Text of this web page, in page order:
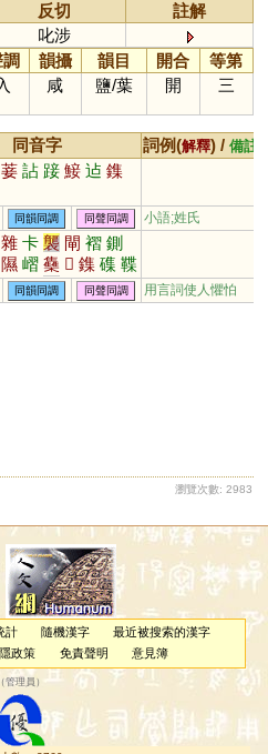
反切
註解
叱涉
韻攝 韻目 開合
等第
咸 鹽/葉 開 三
同音字 詞例(解釋) / 備註
菨 詀 踥 鯜 迠 鏶
同韻同調 同聲同調 小語;姓氏
雜 卡 襲 閘 褶 鍘
隰 嶍 雧 𠓛 鏶 磼 鞢
飁 霅 雥
同韻同調 同聲同調 用言詞使人懼怕
瀏覽次數: 2983
計 隨機漢字
最近被搜索的漢字
政策 免責聲明 意見簿
（管理員 ）